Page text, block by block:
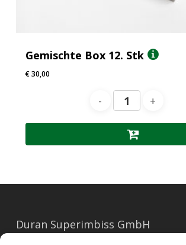
Gemischte Box 12. Stk
€30,00
Duran Superimbiss GmbH